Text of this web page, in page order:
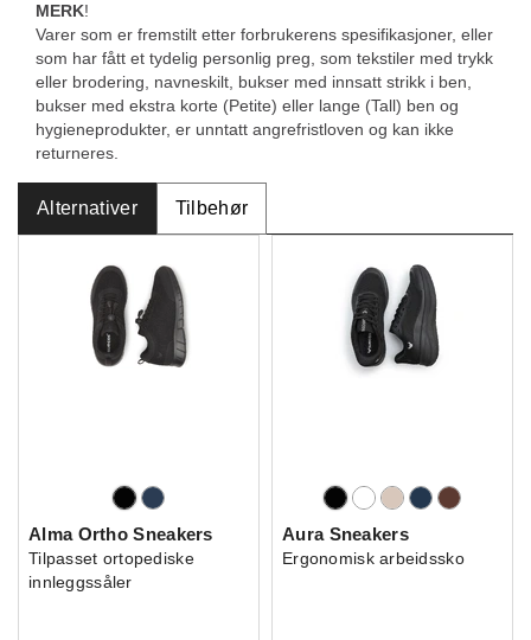
MERK!
Varer som er fremstilt etter forbrukerens spesifikasjoner, eller
som har fått et tydelig personlig preg, som tekstiler med trykk
eller brodering, navneskilt, bukser med innsatt strikk i ben,
bukser med ekstra korte (Petite) eller lange (Tall) ben og
hygieneprodukter, er unntatt angrefristloven og kan ikke
returneres.
Alternativer Tilbehør
Alma Ortho Sneakers
Tilpasset ortopediske
innleggssåler
Aura Sneakers
Ergonomisk arbeidssko